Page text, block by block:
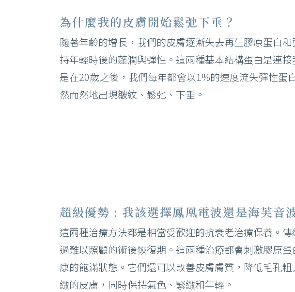
為什麼我的皮膚開始鬆弛下垂？
隨著年齡的增長，我們的皮膚逐漸失去再生膠原蛋白
持年輕時後的蓬潤與彈性。這兩種基本結構蛋白是連
是在20歲之後，我們每年都會以1%的速度流失彈性
然而然地出現皺紋、鬆弛、下垂。
超級優勢 : 我該選擇鳳凰電波還是海芙音
這兩種治療方法都是相當受歡迎的抗衰老治療保養。
過難以照顧的術後恢復期。這兩種治療都會刺激膠原
康的飽滿狀態。它們還可以改善皮膚膚質，降低毛孔
緻的皮膚，同時保持氣色、緊緻和年輕。